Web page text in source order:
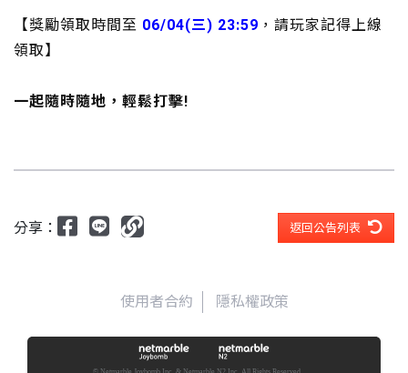
【獎勵領取時間至 06/04(三) 23:59 ，請玩家記得上線
領取】
一起隨時隨地，輕鬆打擊!
分享： 返回公告列表
使用者合約 隱私權政策